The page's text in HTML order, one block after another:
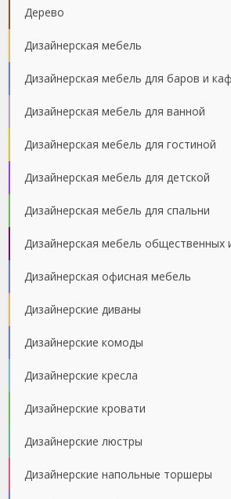
Дерево
Дизайнерская мебель
Дизайнерская мебель для баров и
Дизайнерская мебель для ванной
Дизайнерская мебель для гостиной
Дизайнерская мебель для детской
Дизайнерская мебель для спальни
Дизайнерская мебель общественных
Дизайнерская офисная мебель
Дизайнерские диваны
Дизайнерские комоды
Дизайнерские кресла
Дизайнерские кровати
Дизайнерские люстры
Дизайнерские напольные торшеры